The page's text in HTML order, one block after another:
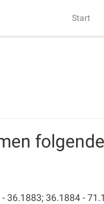
Start
36.1883; 36.1884 -